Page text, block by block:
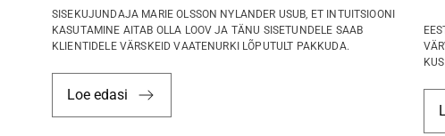
SISEKUJUNDAJA MARIE OLSSON NYLANDER USUB, ET INTUITSIOONI
KASUTAMINE AITAB OLLA LOOV JA TÄNU SISETUNDELE SAAB
KLIENTIDELE VÄRSKEID VAATENURKI LÕPUTULT PAKKUDA.
Loe edasi